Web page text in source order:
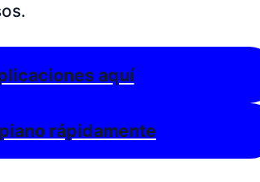
aquí
rápidamente